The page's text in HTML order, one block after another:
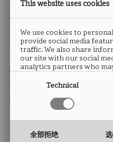
LIGHT
LM34
类型： HPL防火板
尺寸： 2760 x 2040 mm
厚度： 0.9 mm
This website uses cookies
We use cookies to
provide social media
traffic. We also share
our site with our social
analytics partners who
they have collected from
Technical
全部拒绝